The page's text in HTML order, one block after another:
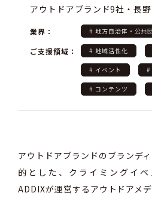
アウトドアブランド9社・長
業界： # 地方自治体・公共
ご支援領域： # 地域活性化
# イベント #
# コンテンツ
アウトドアブランドのブランデ
的とした、クライミングイベ
ADDIXが運営するアウトドアメ